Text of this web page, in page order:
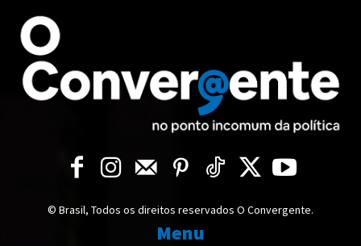
© Brasil, Todos os direitos reservados O Convergente.
Menu